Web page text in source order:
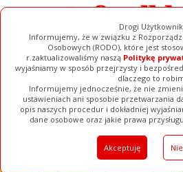
Drogi
Informujemy, że w związku z
Osobowych (RODO), które jest
r.zaktualizowaliśmy naszą Politykę
wyjaśniamy w sposób przejrzysty i
dlaczego to
Informujemy jednocześnie, że nie
ustawieniach ani sposobie przetwarzania
opis naszych procedur i dokładniej
dane osobowe oraz jakie prawa
Akceptuję
[ ZAMKNIJ
Ogłoszenia Filmy Galerie